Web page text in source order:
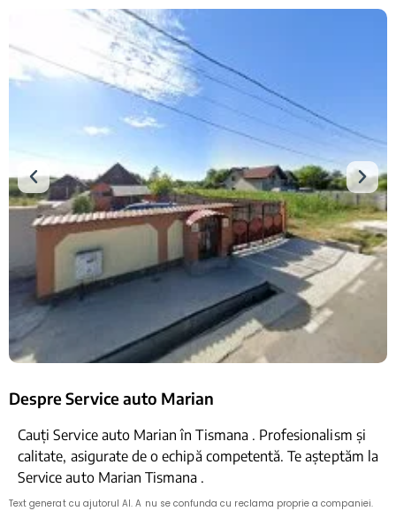
Despre Service auto Marian
Cauți Service auto Marian în Tismana . Profesionalism și
calitate, asigurate de o echipă competentă. Te așteptăm la
Service auto Marian Tismana .
Text generat cu ajutorul AI. A nu se confunda cu reclama proprie a companiei.